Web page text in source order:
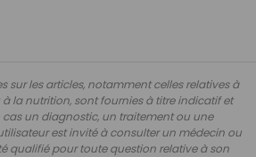
sur les articles, notamment celles relatives à
la nutrition, sont fournies à titre indicatif et
un diagnostic, un traitement ou une
est invité à consulter un médecin ou
qualifié pour toute question relative à son